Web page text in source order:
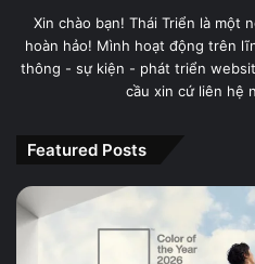
Xin chào bạn! Thái Triển là một
hoàn hảo! Mình hoạt động trên
thông - sự kiện - phát triển
cầu xin cứ liên hệ
Featured Posts
PANTONE
11-